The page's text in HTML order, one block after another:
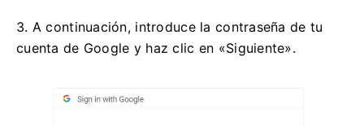
3. A continuación, introduce la contraseña de tu
cuenta de Google y haz clic en «Siguiente».